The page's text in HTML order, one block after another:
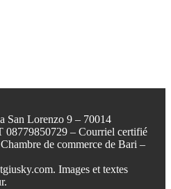
Lorenzo 9 – 70014
– Courriel certifié
de commerce de Bari –
Images et textes